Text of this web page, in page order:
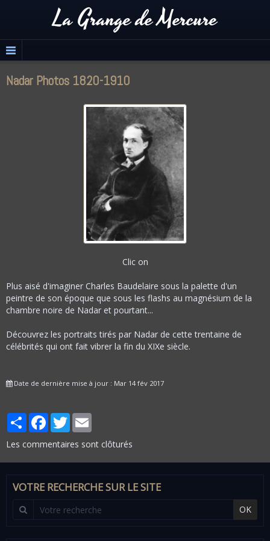
La Grange de Mercure
Nadar Photos 1820-1910
Clic on
Plus aisé d'imaginer Charles Baudelaire sous la palette d'un
peintre de son époque que sous les flashs au magnésium de la
chambre noire de Nadar et pourtant...
Découvrez les portraits tirés par Nadar de cette trentaine de
célébrités qui ont fait vibrer la fin du XIXe siècle.
Date de dernière mise à jour : Mar 14 fév 2017
PartagerFacebook
Twitter
Les commentaires sont clôturés
VOTRE RECHERCHE SUR LE SITE
OK